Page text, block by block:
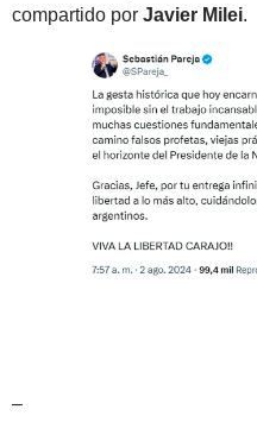
compartido por Javier Milei.
–